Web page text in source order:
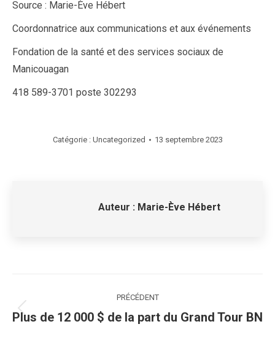
Source : Marie-Ève Hébert
Coordonnatrice aux communications et aux événements
Fondation de la santé et des services sociaux de
Manicouagan
418 589-3701 poste 302293
Catégorie : Uncategorized 13 septembre 2023
Auteur : Marie-Ève Hébert
article
PRÉCÉDENT
Article
Plus de 12 000 $ de la part du Grand Tour BN